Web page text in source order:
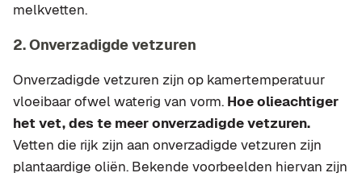
melkvetten.
2. Onverzadigde vetzuren
Onverzadigde vetzuren zijn op kamertemperatuur
vloeibaar ofwel waterig van vorm. Hoe olieachtiger
het vet, des te meer onverzadigde vetzuren.
Vetten die rijk zijn aan onverzadigde vetzuren zijn
plantaardige oliën. Bekende voorbeelden hiervan zijn